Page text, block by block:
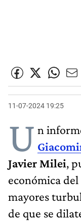
11-07-2024 19:25
U n
Javier Milei,
económica
mayores
de que se